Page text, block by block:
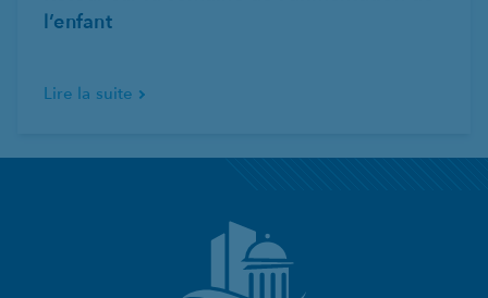
l’enfant
Lire la suite